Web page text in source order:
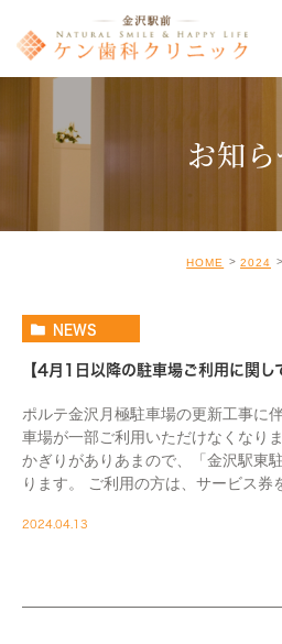
お知
HOME 2024
NEWS
【4月1日以降の駐車場ご利用に関し
ポルテ金沢月極駐車場の更新工事に
車場が一部ご利用いただけなくなり
かぎりがありあまので、「金沢駅東
ります。 ご利用の方は、サービス
2024.04.13